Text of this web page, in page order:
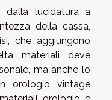
dalla lucidatura a
della cassa,
che aggiungono
materiali deve
ma anche lo
orologio vintage